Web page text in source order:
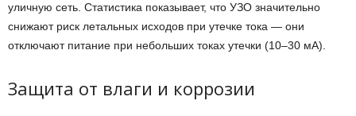
уличную сеть. Статистика показывает, что УЗО значительно
снижают риск летальных исходов при утечке тока — они
отключают питание при небольших токах утечки (10–30 мА).
Защита от влаги и коррозии